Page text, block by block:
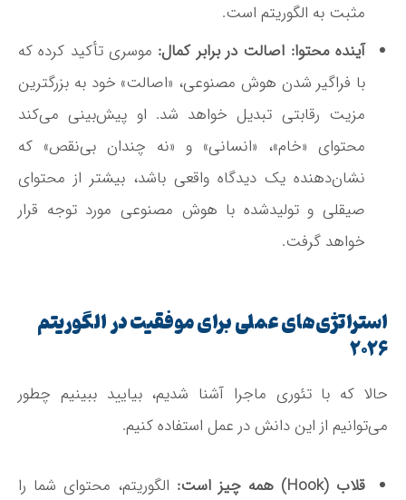
مثبت به الگوریتم است.
آینده محتوا: اصالت در برابر کمال: موسری تأکید کرده که
با فراگیر شدن هوش مصنوعی، «اصالت» خود به بزرگترین
مزیت رقابتی تبدیل خواهد شد. او پیش‌بینی می‌کند
محتوای «خام»، «انسانی» و «نه چندان بی‌نقص» که
نشان‌دهنده یک دیدگاه واقعی باشد، بیشتر از محتوای
صیقلی و تولیدشده با هوش مصنوعی مورد توجه قرار
خواهد گرفت.
استراتژی‌های عملی برای موفقیت در الگوریتم
۲۰۲۶
حالا که با تئوری ماجرا آشنا شدیم، بیایید ببینیم چطور
می‌توانیم از این دانش در عمل استفاده کنیم.
قلاب (Hook) همه چیز است: الگوریتم، محتوای شما را